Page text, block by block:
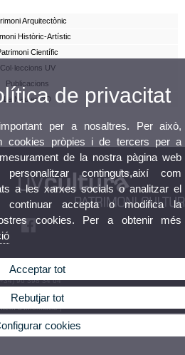
Arquitectònic
Històric-Artístic
Científic
Col·leccions UV
Publicacions
La Nau en 3D
Carrer de la Universitat, 2, 46003 València. Tel:
96 398 34 64
|Bústia FGUV
d'Informació|
de privacitat
per a nosaltres. Per això,
cookies pròpies i de tercers per a
de la nostra pàgina web
continguts,així com
a les xarxes socials o analitzar el
accepta o modifica la
cookies. Per a obtenir més
Acceptar tot
Rebutjar tot
cookies